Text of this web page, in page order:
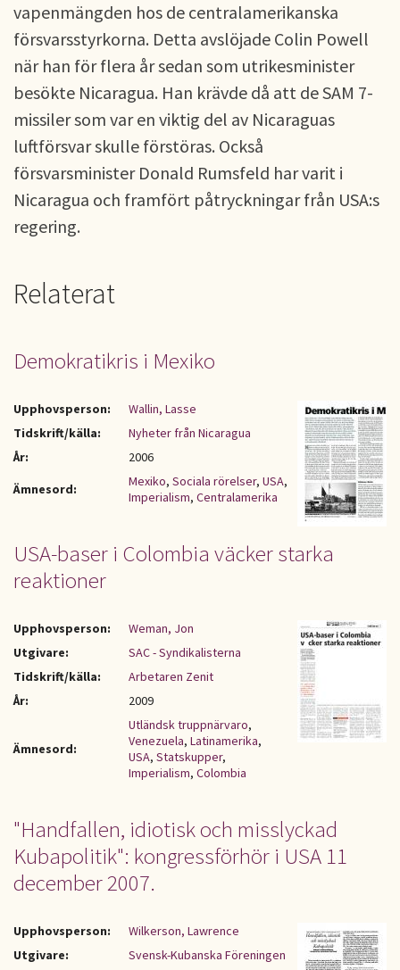
vapenmängden hos de centralamerikanska
försvarsstyrkorna. Detta avslöjade Colin Powell
när han för flera år sedan som utrikesminister
besökte Nicaragua. Han krävde då att de SAM 7-
missiler som var en viktig del av Nicaraguas
luftförsvar skulle förstöras. Också
försvarsminister Donald Rumsfeld har varit i
Nicaragua och framfört påtryckningar från USA:s
regering.
Relaterat
Demokratikris i Mexiko
Upphovsperson:
Wallin, Lasse
Tidskrift/källa:
Nyheter från Nicaragua
År:
2006
Ämnesord:
Mexiko, Sociala rörelser, USA,
Imperialism, Centralamerika
USA-baser i Colombia väcker starka
reaktioner
Upphovsperson:
Weman, Jon
Utgivare:
SAC - Syndikalisterna
Tidskrift/källa:
Arbetaren Zenit
År:
2009
Ämnesord:
Utländsk truppnärvaro,
Venezuela, Latinamerika,
USA, Statskupper,
Imperialism, Colombia
"Handfallen, idiotisk och misslyckad
Kubapolitik": kongressförhör i USA 11
december 2007.
Upphovsperson:
Wilkerson, Lawrence
Utgivare:
Svensk-Kubanska Föreningen